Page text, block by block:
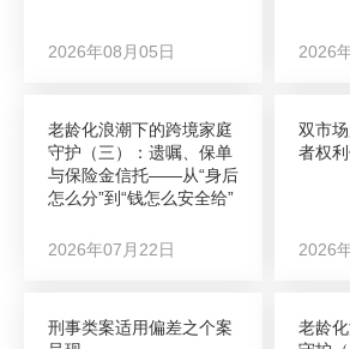
2026年08月05日 2026
老龄化浪潮下的跨境家庭
守护（三）：遗嘱、保单
与保险金信托——从“身后
怎么分”到“钱怎么安全给”
2026年07月22日
双市
者权
2026
刑事类案适用偏差之个案
老龄